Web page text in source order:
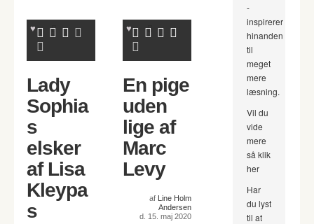
Lady
Sophia
s
elsker
af Lisa
Kleypa
s
En pige
uden
lige af
Marc
Levy
af Line Holm
Andersen
d. 15. maj 2020
-
inspirerer
hinanden
til
meget
mere
læsning.
Vil du
vide
mere
så klik
her
Har
du lyst
til at